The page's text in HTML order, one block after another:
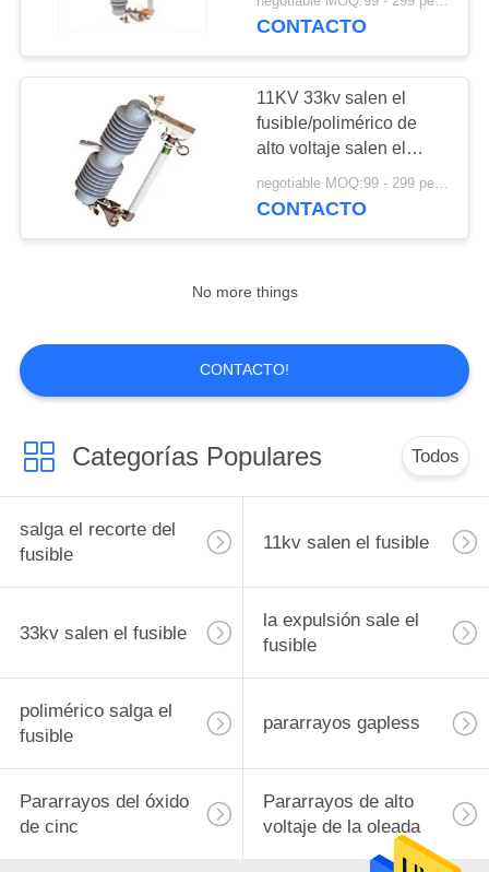
óxido de cinc
Pararrayos de alto
voltaje de la oleada
25
Pararrayos de la
oleada del óxido de
metal
Interruptor de
circuito de vacío
CONTACTO
11KV 33kv salen el
fusible/polimérico de
alto voltaje salen el
interruptor del fusible
negotiable MOQ:99 - 299 pedazos
CONTACTO
No more things
CONTACTO!
Categorías Populares Todos
salga el recorte del
fusible
11kv salen el fusible
33kv salen el fusible
la expulsión sale el
fusible
polimérico salga el
fusible
pararrayos gapless
Pararrayos del óxido
de cinc
Pararrayos de alto
voltaje de la oleada